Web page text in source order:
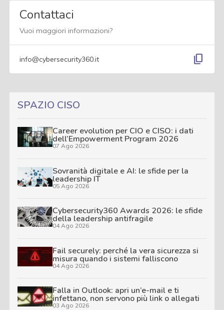
Contattaci
Vuoi maggiori informazioni?
info@cybersecurity360.it content_copy
SPAZIO CISO
Career evolution per CIO e CISO: i dati
dell’Empowerment Program 2026
07 Ago 2026
Sovranità digitale e AI: le sfide per la
leadership IT
05 Ago 2026
Cybersecurity360 Awards 2026: le sfide
della leadership antifragile
04 Ago 2026
Fail securely: perché la vera sicurezza si
misura quando i sistemi falliscono
04 Ago 2026
Falla in Outlook: apri un’e-mail e ti
infettano, non servono più link o allegati
03 Ago 2026